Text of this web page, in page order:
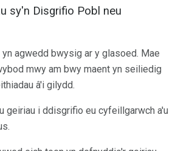
sy'n Disgrifio Pobl neu
agwedd bwysig ar y glasoed. Mae
mwy am bwy maent yn seiliedig
â'i gilydd.
geiriau i ddisgrifio eu cyfeillgarwch a'u